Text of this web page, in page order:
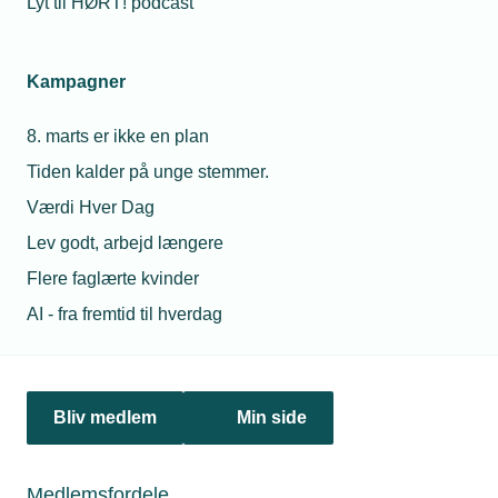
Kampagner
8. marts er ikke en plan
Tiden kalder på unge stemmer.
Værdi Hver Dag
Lev godt, arbejd længere
Flere faglærte kvinder
AI - fra fremtid til hverdag
Bliv medlem Min side
bygningsdele.
Netværk & aktiviteter
Politik & analyse
Om TEKNIQ
Juridiske henvendelser
jura@tekniq.dk